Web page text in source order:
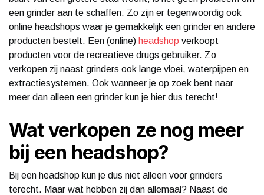
een grinder aan te schaffen. Zo zijn er tegenwoordig ook
online headshops waar je gemakkelijk een grinder en andere
producten bestelt. Een (online) headshop verkoopt
producten voor de recreatieve drugs gebruiker. Zo
verkopen zij naast grinders ook lange vloei, waterpijpen en
extractiesystemen. Ook wanneer je op zoek bent naar
meer dan alleen een grinder kun je hier dus terecht!
Wat verkopen ze nog meer
bij een headshop?
Bij een headshop kun je dus niet alleen voor grinders
terecht. Maar wat hebben zij dan allemaal? Naast de